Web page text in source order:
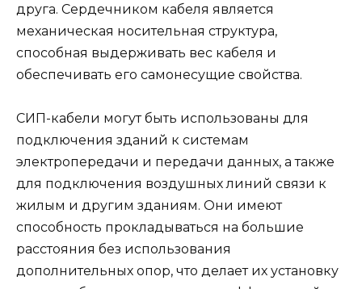
друга. Сердечником кабеля является
механическая носительная структура,
способная выдерживать вес кабеля и
обеспечивать его самонесущие свойства.
СИП-кабели могут быть использованы для
подключения зданий к системам
электропередачи и передачи данных, а также
для подключения воздушных линий связи к
жилым и другим зданиям. Они имеют
способность прокладываться на большие
расстояния без использования
дополнительных опор, что делает их установку